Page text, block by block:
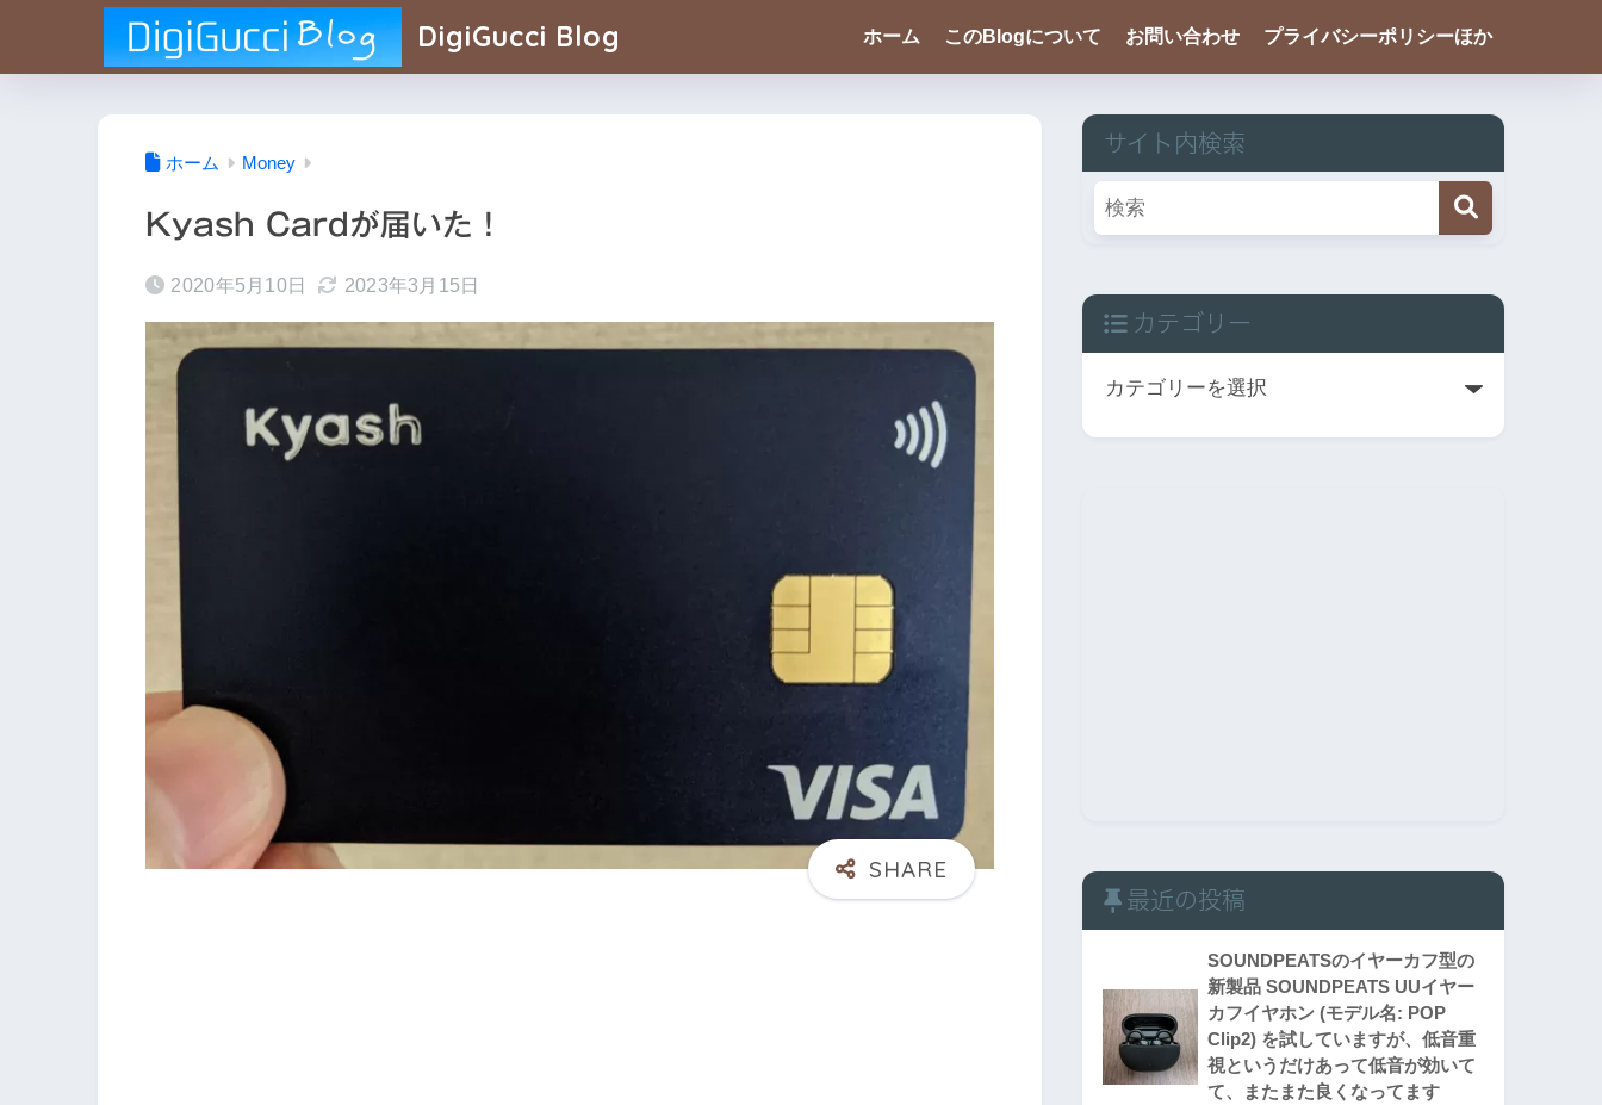
DigiGucci Blog ホーム このBlogについて お問い合わせ プライバシーポリシーほか
ホーム Money
Kyash Cardが届いた！
2020年5月10日 2023年3月15日
サイト内検索
カテゴリー
最近の投稿
SOUNDPEATSのイヤーカフ型の
新製品 SOUNDPEATS UUイヤー
カフイヤホン (モデル名: POP
Clip2) を試していますが、低音重
視というだけあって低音が効いて
て、またまた良くなってます